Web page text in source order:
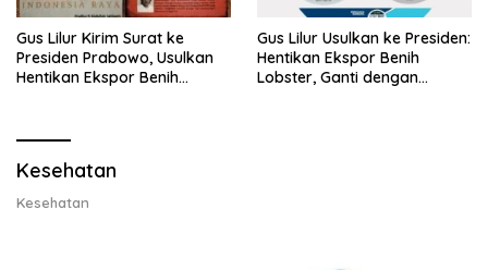
Gus Lilur Kirim Surat ke
Presiden Prabowo, Usulkan
Hentikan Ekspor Benih
Gus Lilur Usulkan ke Presiden:
Hentikan Ekspor Benih
Lobster, Ganti dengan
Kesehatan
Kesehatan